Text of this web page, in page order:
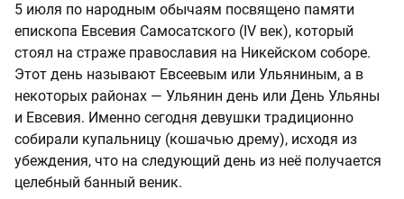
5 июля по народным обычаям посвящено памяти
епископа Евсевия Самосатского (IV век), который
стоял на страже православия на Никейском соборе.
Этот день называют Евсеевым или Ульяниным, а в
некоторых районах — Ульянин день или День Ульяны
и Евсевия. Именно сегодня девушки традиционно
собирали купальницу (кошачью дрему), исходя из
убеждения, что на следующий день из неё получается
целебный банный веник.